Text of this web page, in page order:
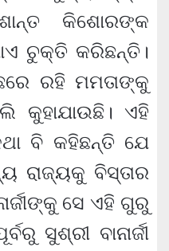
କିଶୋରଙ୍କ
ଚୁକ୍ତି କରିଛନ୍ତି।
ରହି ମମତାଙ୍କୁ
କୁହାଯାଉଛି। ଏହି
ବି କହିଛନ୍ତି ଯେ
ରାଜ୍ୟକୁ ବିସ୍ତାର
ସେ ଏହି ଗୁରୁ
ସୁଶ୍ରୀ ବାନାର୍ଜୀ